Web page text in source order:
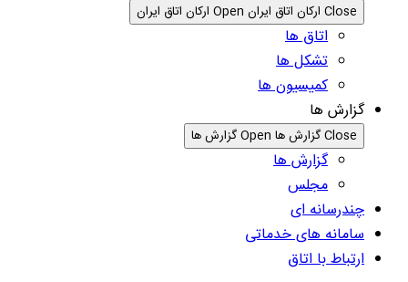
Close ارکان اتاق ایران Open ارکان اتاق ایران
اتاق ها
تشکل ها
کمیسیون ها
گزارش ها
Close گزارش ها Open گزارش ها
گزارش ها
مجلس
چندرسانه ای
سامانه های خدماتی
ارتباط با اتاق